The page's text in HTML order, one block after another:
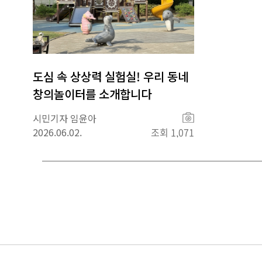
도심 속 상상력 실험실! 우리 동네
창의놀이터를 소개합니다
시민기자 임윤아
2026.06.02.
사
진
조회 1,071